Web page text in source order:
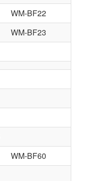
WM-BF22
WM-BF23
WM-BF60